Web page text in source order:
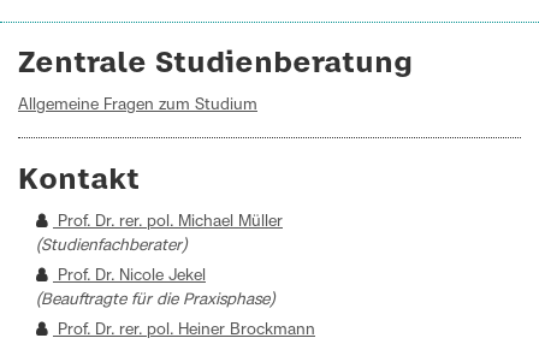
Zentrale Studienberatung
Allgemeine Fragen zum Studium
Kontakt
Prof. Dr. rer. pol. Michael Müller
(Studienfachberater)
Prof. Dr. Nicole Jekel
(Beauftragte für die Praxisphase)
Prof. Dr. rer. pol. Heiner Brockmann